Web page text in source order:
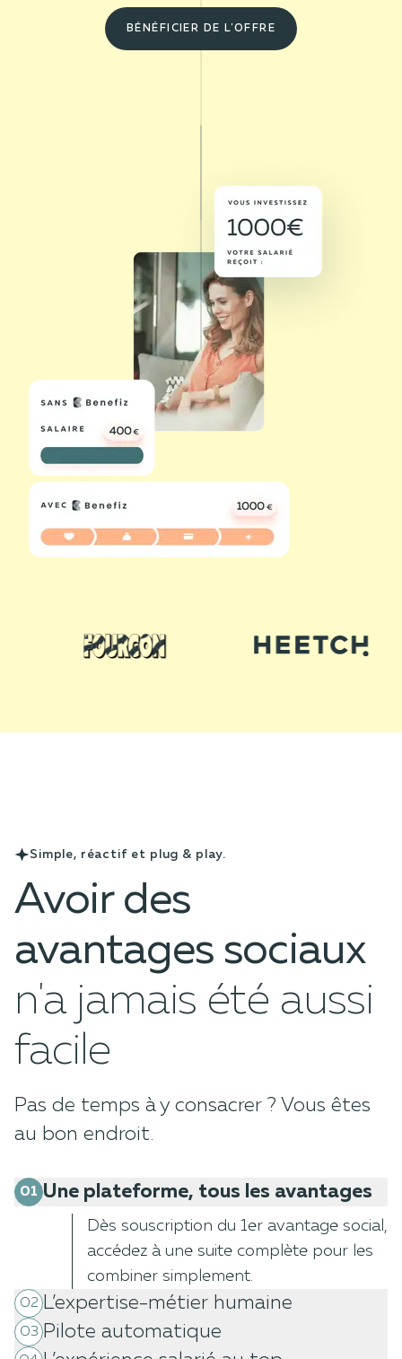
BÉNÉFICIER DE L'OFFRE
Simple, réactif et plug & play.
Avoir des
avantages sociaux
n'a jamais été aussi
facile
Pas de temps à y consacrer ? Vous êtes
au bon endroit.
01 Une plateforme, tous les avantages
Dès souscription du 1er avantage social,
accédez à une suite complète pour les
combiner simplement.
02 L’expertise-métier humaine
Des experts des avantages sociaux
03 Pilote automatique